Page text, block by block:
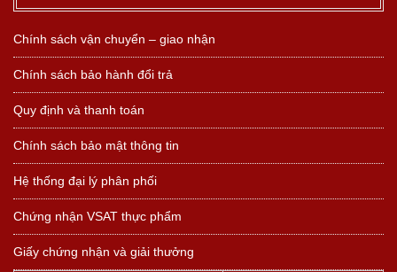
Chính sách vận chuyển – giao nhận
Chính sách bảo hành đổi trả
Quy định và thanh toán
Chính sách bảo mật thông tin
Hệ thống đại lý phân phối
Chứng nhận VSAT thực phẩm
Giấy chứng nhận và giải thưởng